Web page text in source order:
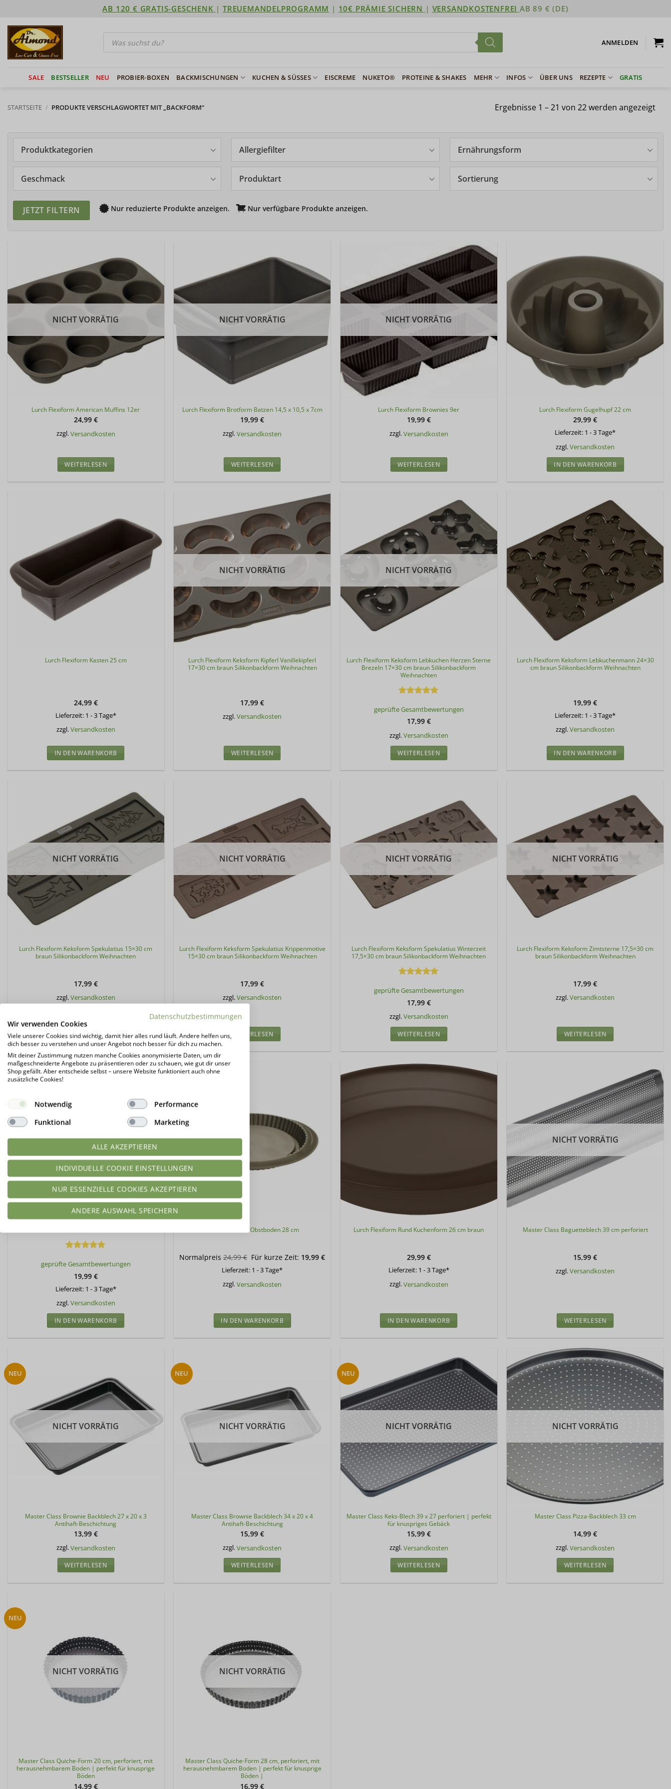
springen
AB 120 € GRATIS-GESCHENK |TREUEMANDELPROGRAMM | 10€ PRÄMIE SICHERN | VERSANDKOSTENFREI AB 89 € (DE)
Products
search ANMELDEN
SALE BESTSELLER NEU PROBIER-BOXEN BACKMISCHUNGEN KUCHEN & SÜSSES EISCREME NUKETO® PROTEINE & SHAKES MEHR INFOS ÜBER UNS REZEPTE GRATIS
STARTSEITE / PRODUKTE VERSCHLAGWORTET MIT „BACKFORM“ Ergebnisse 1 – 21 von 22 werden angezeigt
Produktkategorien Allergiefilter Ernährungsform
Geschmack Produktart Sortierung
JETZT FILTERN Nur reduzierte Produkte anzeigen. Nur verfügbare Produkte anzeigen.
NICHT VORRÄTIG
Lurch Flexiform American Muffins 12er
24,99 €
zzgl.Versandkosten
WEITERLESEN
NICHT VORRÄTIG
Lurch Flexiform Brotform Batzen 14,5 x 10,5 x 7cm
19,99€
zzgl.Versandkosten
WEITERLESEN
NICHT VORRÄTIG
Lurch Flexiform Brownies 9er
19,99 €
zzgl.Versandkosten
WEITERLESEN
Lurch Flexiform Gugelhupf 22 cm
29,99€
Lieferzeit: 1 - 3 Tage*
zzgl.Versandkosten
IN DEN WARENKORB
Lurch Flexiform Kasten 25 cm
24,99 €
Lieferzeit: 1 - 3 Tage*
zzgl.Versandkosten
IN DEN WARENKORB
NICHT VORRÄTIG
Lurch Flexiform Keksform Kipferl Vanillekipferl
17×30 cm braun Silikonbackform Weihnachten
17,99€
zzgl.Versandkosten
WEITERLESEN
NICHT VORRÄTIG
Lurch Flexiform Keksform Lebkuchen Herzen Sterne
Brezeln 17×30 cm braun Silikonbackform
Weihnachten
mit5von
geprüfte Gesamtbewertungen
17,99 €
zzgl.Versandkosten
WEITERLESEN
Lurch Flexiform Keksform Lebkuchenmann 24×30
cm braun Silikonbackform Weihnachten
19,99€
Lieferzeit: 1 - 3 Tage*
zzgl.Versandkosten
IN DEN WARENKORB
NICHT VORRÄTIG
Lurch Flexiform Keksform Spekulatius 15×30 cm
braun Silikonbackform Weihnachten
17,99 €
zzgl.Versandkosten
WEITERLESEN
NICHT VORRÄTIG
Lurch Flexiform Keksform Spekulatius Krippenmotive
15×30 cm braun Silikonbackform Weihnachten
17,99€
zzgl.Versandkosten
WEITERLESEN
NICHT VORRÄTIG
Lurch Flexiform Keksform Spekulatius Winterzeit
17,5×30 cm braun Silikonbackform Weihnachten
mit5von
geprüfte Gesamtbewertungen
17,99 €
zzgl.Versandkosten
WEITERLESEN
NICHT VORRÄTIG
Lurch Flexiform Keksform Zimtsterne 17,5×30 cm
braun Silikonbackform Weihnachten
17,99€
zzgl.Versandkosten
WEITERLESEN
mit5von
geprüfte Gesamtbewertungen
19,99 €
Lieferzeit: 1 - 3 Tage*
zzgl.Versandkosten
IN DEN WARENKORB
Lurch Flexiform Obstboden 28 cm
Normalpreis 24,99€ Ursprünglicher
war:
Für kurze Zeit: 19,99€Aktueller
Lieferzeit: 1 - 3 Tage*
zzgl.Versandkosten
IN DEN WARENKORB
Lurch Flexiform Rund Kuchenform 26 cm braun
29,99 €
Lieferzeit: 1 - 3 Tage*
zzgl.Versandkosten
IN DEN WARENKORB
NICHT VORRÄTIG
Master Class Baguetteblech 39 cm perforiert
15,99€
zzgl.Versandkosten
WEITERLESEN
NEU
NICHT VORRÄTIG
Master Class Brownie Backblech 27 x 20 x 3
Antihaft-Beschichtung
13,99 €
zzgl.Versandkosten
WEITERLESEN
NEU
NICHT VORRÄTIG
Master Class Brownie Backblech 34 x 20 x 4
Antihaft-Beschichtung
15,99€
zzgl.Versandkosten
WEITERLESEN
NEU
NICHT VORRÄTIG
Master Class Keks-Blech 39 x 27 perforiert | perfekt
für knuspriges Gebäck
15,99 €
zzgl.Versandkosten
WEITERLESEN
NICHT VORRÄTIG
Master Class Pizza-Backblech 33 cm
14,99€
zzgl.Versandkosten
WEITERLESEN
NEU
NICHT VORRÄTIG
Master Class Quiche-Form 20 cm, perforiert, mit
herausnehmbarem Boden | perfekt für knusprige
Böden
14,99 €
NICHT VORRÄTIG
Master Class Quiche-Form 28 cm, perforiert, mit
herausnehmbarem Boden | perfekt für knusprige
Böden |
16,99€
Datenschutzbestimmungen
Wir verwenden Cookies
Viele unserer Cookies sind wichtig, damit hier alles rund läuft. Andere helfen uns,
dich besser zu verstehen und unser Angebot noch besser für dich zu machen.
Mit deiner Zustimmung nutzen manche Cookies anonymisierte Daten, um dir
maßgeschneiderte Angebote zu präsentieren oder zu schauen, wie gut dir unser
Shop gefällt. Aber entscheide selbst – unsere Website funktioniert auch ohne
zusätzliche Cookies!
Notwendig
Performance
Funktional
Marketing
ALLE AKZEPTIEREN
INDIVIDUELLE COOKIE EINSTELLUNGEN
NUR ESSENZIELLE COOKIES AKZEPTIEREN
ANDERE AUSWAHL SPEICHERN